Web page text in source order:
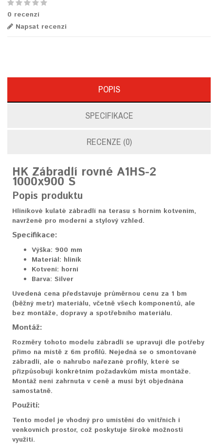
0 recenzí
Napsat recenzi
POPIS
SPECIFIKACE
RECENZE (0)
HK Zábradlí rovné A1HS-2
1000x900 S
Popis produktu
Hliníkové kulaté zábradlí na terasu s horním kotvením,
navržené pro moderní a stylový vzhled.
Specifikace:
Výška: 900 mm
Materiál: hliník
Kotvení: horní
Barva: Silver
Uvedená cena představuje průměrnou cenu za 1 bm
(běžný metr) materiálu, včetně všech komponentů, ale
bez montáže, dopravy a spotřebního materiálu.
Montáž:
Rozměry tohoto modelu zábradlí se upravují dle potřeby
přímo na místě z 6m profilů. Nejedná se o smontované
zábradlí, ale o nahrubo nařezané profily, které se
přizpůsobují konkrétním požadavkům místa montáže.
Montáž není zahrnuta v ceně a musí být objednána
samostatně.
Použití:
Tento model je vhodný pro umístění do vnitřních i
venkovních prostor, což poskytuje široké možnosti
využití.